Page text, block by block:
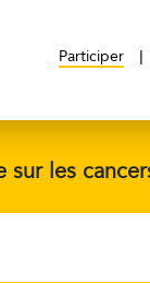
Participer
sur les